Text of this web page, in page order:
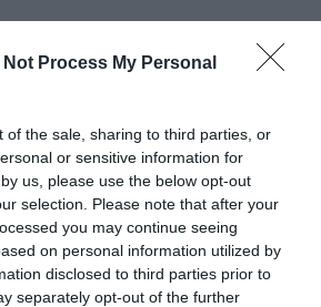
Not Process My Personal
of the sale, sharing to third parties, or
or sensitive information for
us, please use the below opt-out
selection. Please note that after your
you may continue seeing
on personal information utilized by
disclosed to third parties prior to
separately opt-out of the further